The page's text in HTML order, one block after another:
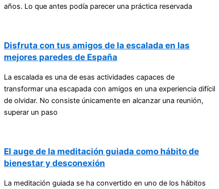
años. Lo que antes podía parecer una práctica reservada
Disfruta con tus amigos de la escalada en las
mejores paredes de España
La escalada es una de esas actividades capaces de
transformar una escapada con amigos en una experiencia difícil
de olvidar. No consiste únicamente en alcanzar una reunión,
superar un paso
El auge de la meditación guiada como hábito de
bienestar y desconexión
La meditación guiada se ha convertido en uno de los hábitos